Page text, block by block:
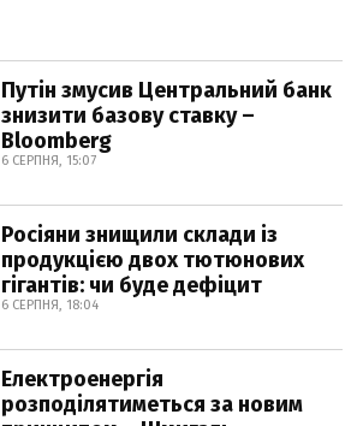
Путін змусив Центральний банк
знизити базову ставку –
Bloomberg
6 СЕРПНЯ, 15:07
Росіяни знищили склади із
продукцією двох тютюнових
гігантів: чи буде дефіцит
6 СЕРПНЯ, 18:04
Електроенергія
розподілятиметься за новим